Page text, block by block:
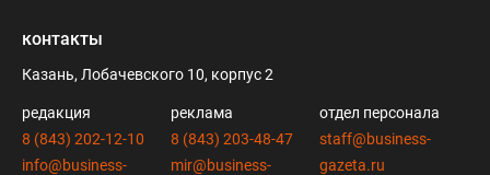
контакты
Казань, Лобачевского 10, корпус 2
редакция
8 (843) 202-12-10
info@business-
реклама
8 (843) 203-48-47
mir@business-
отдел персонала
staff@business-
gazeta.ru